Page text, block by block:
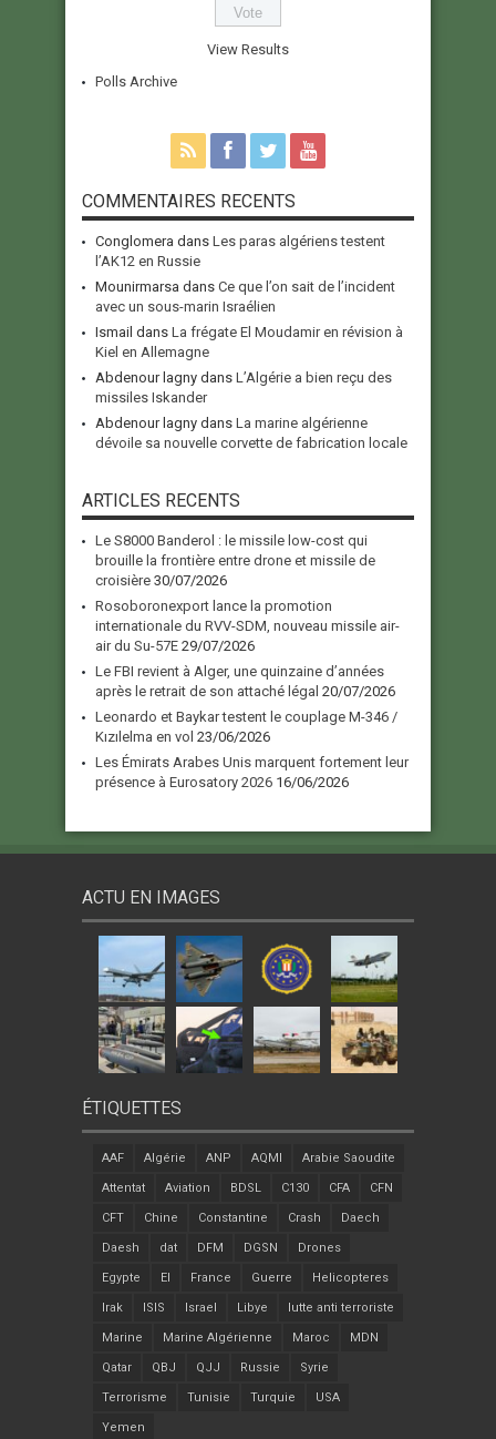
View Results
Polls Archive
COMMENTAIRES RECENTS
Conglomera dans Les paras algériens testent
l’AK12 en Russie
Mounirmarsa dans Ce que l’on sait de l’incident
avec un sous-marin Israélien
Ismail dans La frégate El Moudamir en révision à
Kiel en Allemagne
Abdenour lagny dans L’Algérie a bien reçu des
missiles Iskander
Abdenour lagny dans La marine algérienne
dévoile sa nouvelle corvette de fabrication locale
ARTICLES RECENTS
Le S8000 Banderol : le missile low-cost qui
brouille la frontière entre drone et missile de
croisière 30/07/2026
Rosoboronexport lance la promotion
internationale du RVV-SDM, nouveau missile air-
air du Su-57E 29/07/2026
Le FBI revient à Alger, une quinzaine d’années
après le retrait de son attaché légal 20/07/2026
Leonardo et Baykar testent le couplage M-346 /
Kızılelma en vol 23/06/2026
Les Émirats Arabes Unis marquent fortement leur
présence à Eurosatory 2026 16/06/2026
ACTU EN IMAGES
ÉTIQUETTES
AAF Algérie ANP AQMI Arabie Saoudite
Attentat Aviation BDSL C130 CFA CFN
CFT Chine Constantine Crash Daech
Daesh dat DFM DGSN Drones
Egypte EI France Guerre Helicopteres
Irak ISIS Israel Libye lutte anti terroriste
Marine Marine Algérienne Maroc MDN
Qatar QBJ QJJ Russie Syrie
Terrorisme Tunisie Turquie USA
Yemen